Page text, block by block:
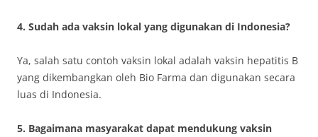
4. Sudah ada vaksin lokal yang digunakan di Indonesia?
Ya, salah satu contoh vaksin lokal adalah vaksin hepatitis B
yang dikembangkan oleh Bio Farma dan digunakan secara
luas di Indonesia.
5. Bagaimana masyarakat dapat mendukung vaksin